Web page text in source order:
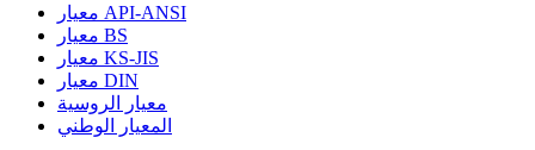
معيار API-ANSI
معيار BS
معيار KS-JIS
معيار DIN
معيار الروسية
المعيار الوطني